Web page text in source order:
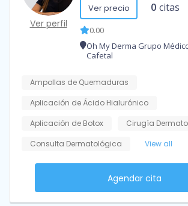
Ver perfil
Ver precio 0 citas
0.00
Oh My Derma Grupo
Cafetal
Ampollas de Quemaduras
Aplicación de Ácido Hialurónico
Aplicación de Botox
Cirugía
Consulta Dermatológica
View all
Agendar cita